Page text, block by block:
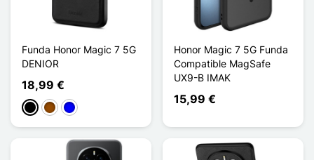
Funda Honor Magic 7 5G
DENIOR
18,99 €
NegroMarrón
Azul
Honor Magic 7 5G Funda
Compatible MagSafe
UX9-B IMAK
15,99 €